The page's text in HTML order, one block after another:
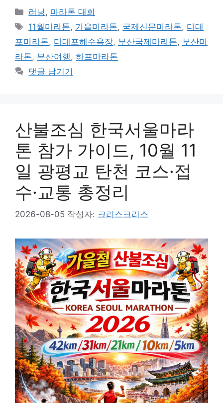
카
테
리
러닝, 마라톤 대회
태
그
11월마라톤, 가을마라톤, 국제신문마라톤, 다대
포마라톤, 다대포해수욕장, 부산국제마라톤, 부산마
라톤, 부산여행, 하프마라톤
댓글 남기기
산불조심 한국서울마라
톤 참가 가이드, 10월 11
일 광평교 탄천 코스·접
수·교통 총정리
2026-08-05 작성자: 크리스크리스